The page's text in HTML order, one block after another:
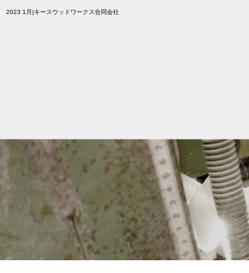
2023 1月|キースウッドワークス合同会社